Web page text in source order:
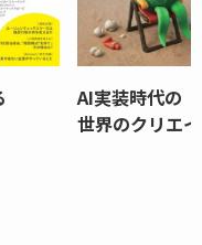
AI実装時代の
世界のクリエ